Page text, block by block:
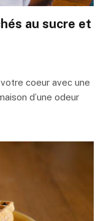
au sucre et
coeur avec une
d’une odeur